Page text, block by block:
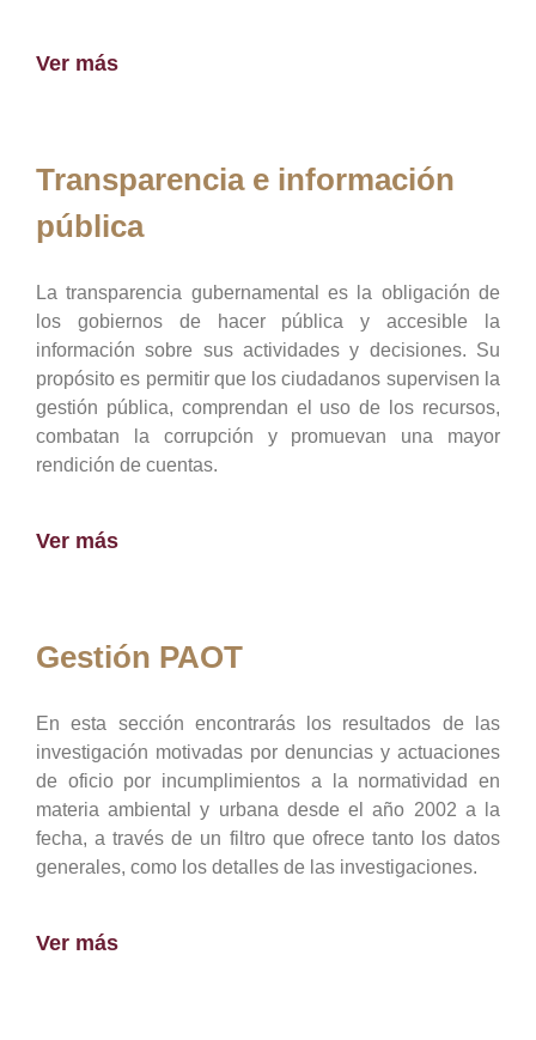
Ver más
Transparencia e información
pública
La transparencia gubernamental es la obligación de
los gobiernos de hacer pública y accesible la
información sobre sus actividades y decisiones. Su
propósito es permitir que los ciudadanos supervisen la
gestión pública, comprendan el uso de los recursos,
combatan la corrupción y promuevan una mayor
rendición de cuentas.
Ver más
Gestión PAOT
En esta sección encontrarás los resultados de las
investigación motivadas por denuncias y actuaciones
de oficio por incumplimientos a la normatividad en
materia ambiental y urbana desde el año 2002 a la
fecha, a través de un filtro que ofrece tanto los datos
generales, como los detalles de las investigaciones.
Ver más